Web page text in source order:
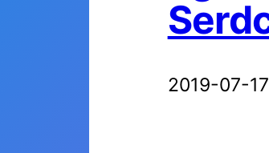
2019-07-17